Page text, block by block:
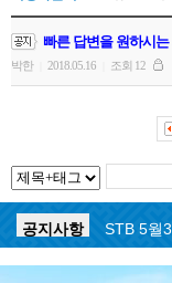
빠른 답변을 원하시
박한 2018.05.16 조회 12
공지사항
STB 5월
공지사항
STB 5월
공지사항
STB 4월
STB 4